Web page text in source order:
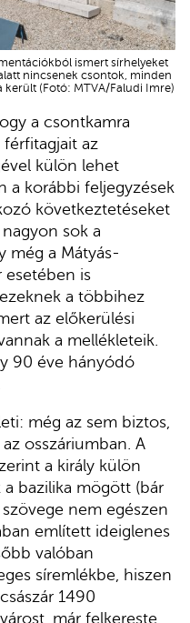
ismert sírhelyeket
nincsenek csontok, minden
(Fotó: MTVA/Faludi Imre)
a csontkamra
az
külön lehet
a korábbi feljegyzések
következtetéseket
sok a
még a Mátyás-
esetében is
a többihez
az előkerülési
a mellékleteik.
90 éve hányódó
még az sem biztos,
osszáriumban. A
a király külön
bazilika mögött (bár
nem egészen
említett ideiglenes
valóban
síremlékbe, hiszen
1490
már felkereste